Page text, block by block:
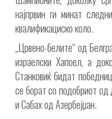
најпрвин ги минат
квалификациско коло.
„Црвено-белите“ од
израелски Хапоел, а
Станковиќ бидат
се борат со подобриот
и Сабах од Азербејџан.